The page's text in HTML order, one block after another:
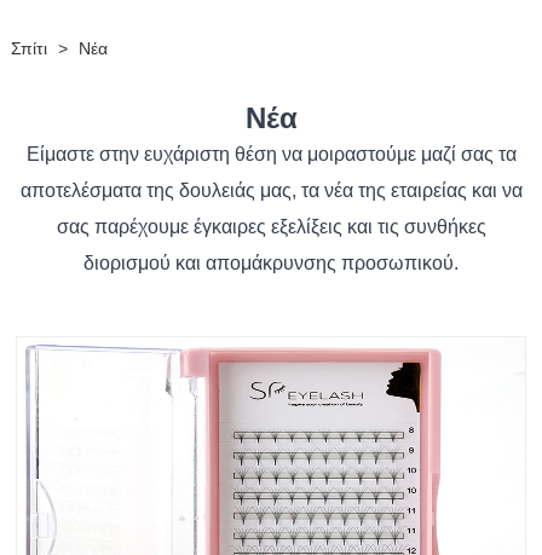
Σπίτι > Νέα
Νέα
Είμαστε στην ευχάριστη θέση να μοιραστούμε μαζί σας τα
αποτελέσματα της δουλειάς μας, τα νέα της εταιρείας και να
σας παρέχουμε έγκαιρες εξελίξεις και τις συνθήκες
διορισμού και απομάκρυνσης προσωπικού.